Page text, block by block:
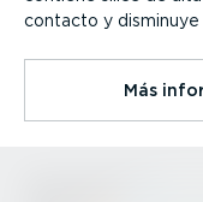
contacto y disminuye
Más